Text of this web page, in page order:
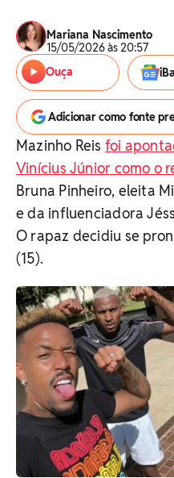
Mariana Nascimento
15/05/2026 às 20:57
Ouça
Adicionar como fonte
Mazinho Reis foi
Vinícius Júnior como o
Bruna Pinheiro, eleita
e da influenciadora
O rapaz decidiu se
(15).